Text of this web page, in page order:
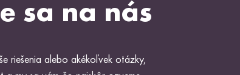
sa na nás
riešenia alebo akékoľvek otázky,